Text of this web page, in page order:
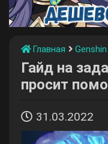
Главная
Гайд на
просит
31.03.2022